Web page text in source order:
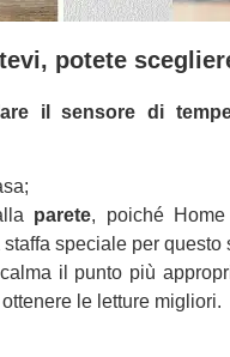
potete
il sensore di
parete, poiché
speciale per questo
il punto più
le letture migliori.